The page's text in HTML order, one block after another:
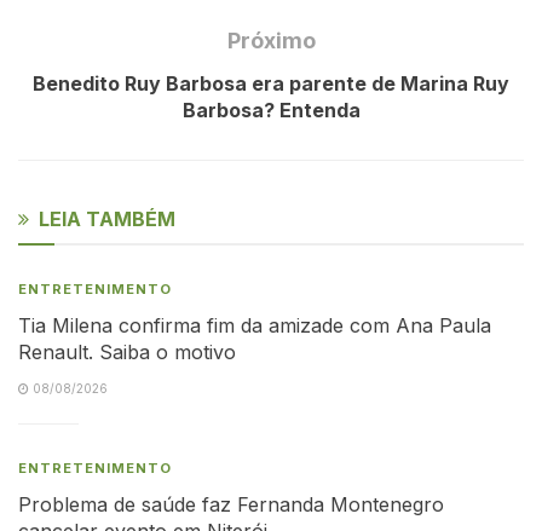
Próximo
Benedito Ruy Barbosa era parente de Marina Ruy
Barbosa? Entenda
LEIA TAMBÉM
ENTRETENIMENTO
Tia Milena confirma fim da amizade com Ana Paula
Renault. Saiba o motivo
08/08/2026
ENTRETENIMENTO
Problema de saúde faz Fernanda Montenegro